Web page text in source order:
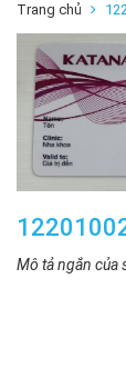
Trang chủ
Mô tả ngắn của